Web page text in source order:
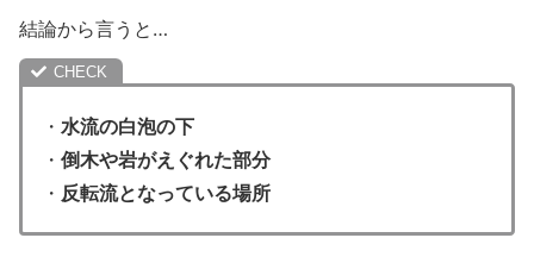
結論から言うと…
・ 水流の白泡の下
・ 倒木や岩がえぐれた部分
・ 反転流となっている場所